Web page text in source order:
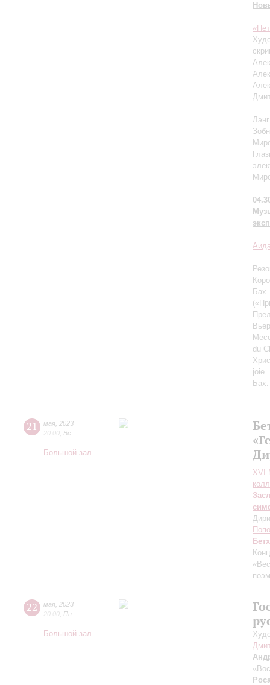
du
21 мая 2023
20:00 Вс
Большой зал
XVI
22 мая 2023
20:00 Пн
Большой зал